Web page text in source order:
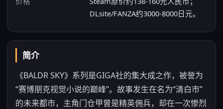
DLsite/FANZA约3000-8000日元。
简介
《BALDR SKY》系列是GIGA社的集大成之作，被誉为
“赛博朋克视觉小说的巅峰”。故事发生在名为“清白市”
的未来都市，主角门仓甲曾是精英佣兵，却在一次惨烈